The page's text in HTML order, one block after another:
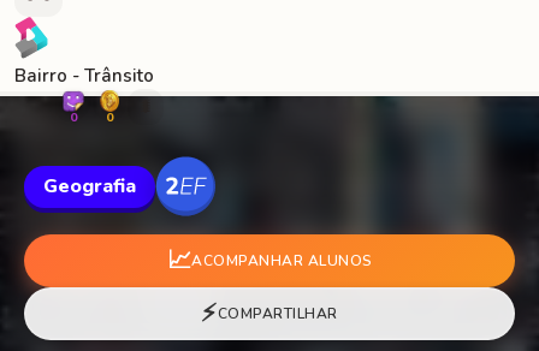
Bairro - Trânsito
0 0
Geografia
📈ACOMPANHAR ALUNOS
⚡COMPARTILHAR